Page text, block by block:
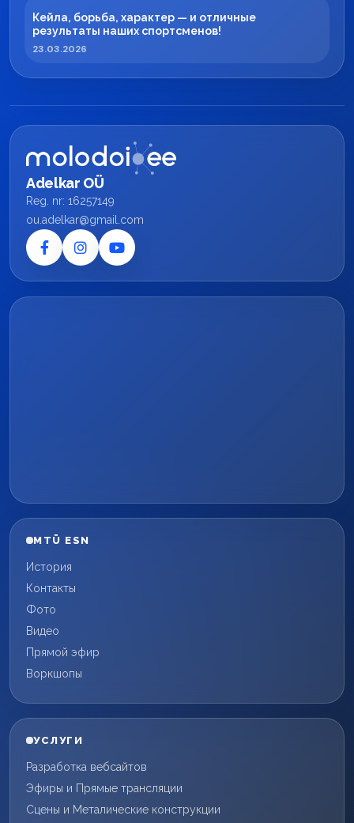
Кейла, борьба, характер — и отличные
результаты наших спортсменов!
23.03.2026
Adelkar OÜ
Reg. nr: 16257149
ou.adelkar@gmail.com
MTÜ ESN
История
Контакты
Фото
Видео
Прямой эфир
Воркшопы
УСЛУГИ
Разработка вебсайтов
Эфиры и Прямые трансляции
Сцены и Металические конструкции